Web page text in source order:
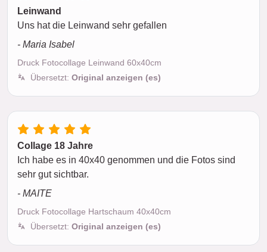
Leinwand
Uns hat die Leinwand sehr gefallen
- Maria Isabel
Druck Fotocollage Leinwand 60x40cm
Übersetzt: Original anzeigen (es)
Collage 18 Jahre
Ich habe es in 40x40 genommen und die Fotos sind
sehr gut sichtbar.
- MAITE
Druck Fotocollage Hartschaum 40x40cm
Übersetzt: Original anzeigen (es)